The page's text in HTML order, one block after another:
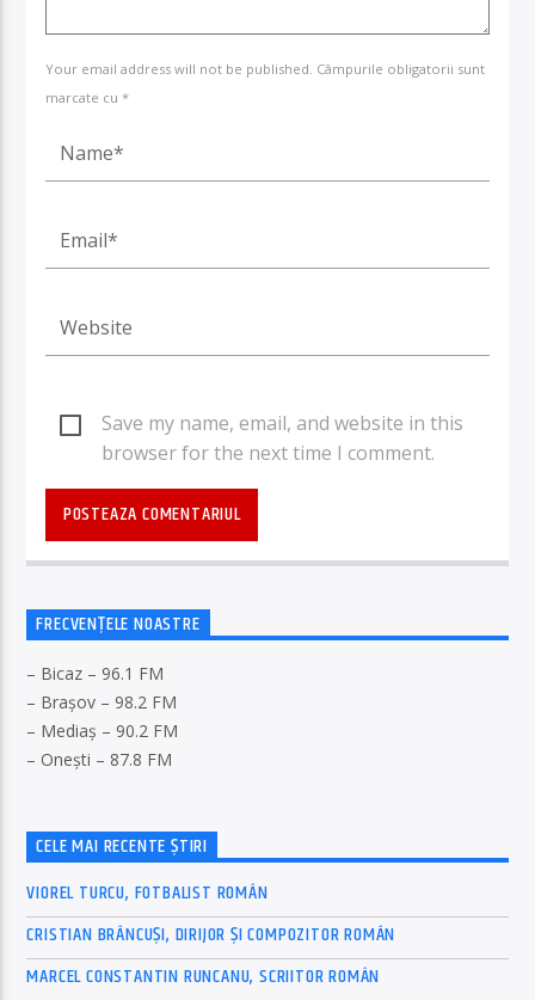
Your email address will not be published. Câmpurile obligatorii sunt
marcate cu *
Save my name, email, and website in this
browser for the next time I comment.
FRECVENȚELE NOASTRE
– Bicaz – 96.1 FM
– Brașov – 98.2 FM
– Mediaș – 90.2 FM
– Onești – 87.8 FM
CELE MAI RECENTE ȘTIRI
VIOREL TURCU, FOTBALIST ROMÂN
CRISTIAN BRÂNCUȘI, DIRIJOR ȘI COMPOZITOR ROMÂN
MARCEL CONSTANTIN RUNCANU, SCRIITOR ROMÂN